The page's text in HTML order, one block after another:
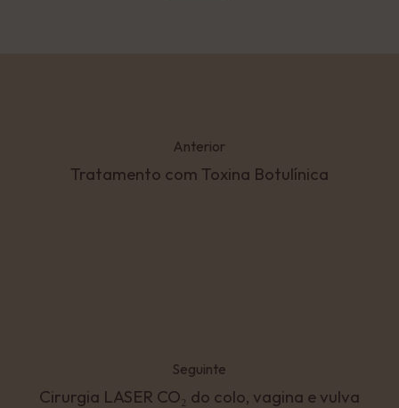
Anterior
Tratamento com Toxina Botulínica
Seguinte
Cirurgia LASER CO₂ do colo, vagina e vulva